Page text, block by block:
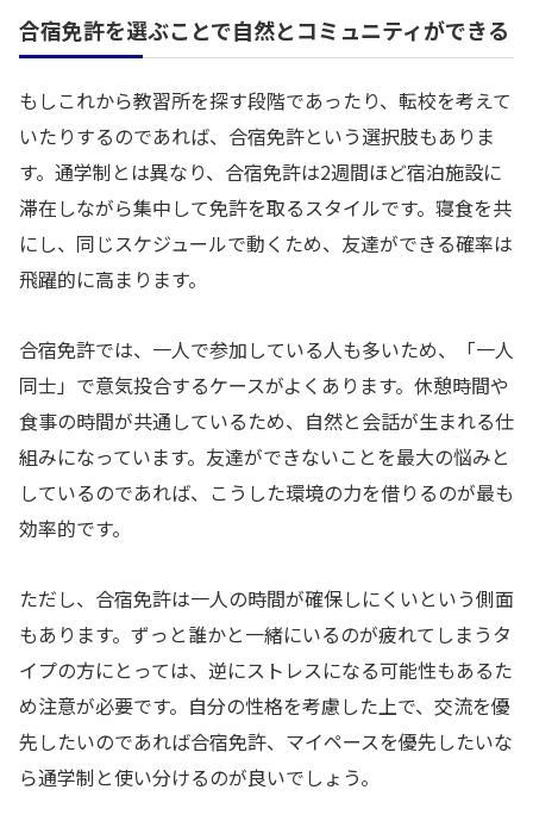
合宿免許を選ぶことで自然とコミュニティができる
もしこれから教習所を探す段階であったり、転校を考えて
いたりするのであれば、合宿免許という選択肢もありま
す。通学制とは異なり、合宿免許は2週間ほど宿泊施設に
滞在しながら集中して免許を取るスタイルです。寝食を共
にし、同じスケジュールで動くため、友達ができる確率は
飛躍的に高まります。
合宿免許では、一人で参加している人も多いため、「一人
同士」で意気投合するケースがよくあります。休憩時間や
食事の時間が共通しているため、自然と会話が生まれる仕
組みになっています。友達ができないことを最大の悩みと
しているのであれば、こうした環境の力を借りるのが最も
効率的です。
ただし、合宿免許は一人の時間が確保しにくいという側面
もあります。ずっと誰かと一緒にいるのが疲れてしまうタ
イプの方にとっては、逆にストレスになる可能性もあるた
め注意が必要です。自分の性格を考慮した上で、交流を優
先したいのであれば合宿免許、マイペースを優先したいな
ら通学制と使い分けるのが良いでしょう。